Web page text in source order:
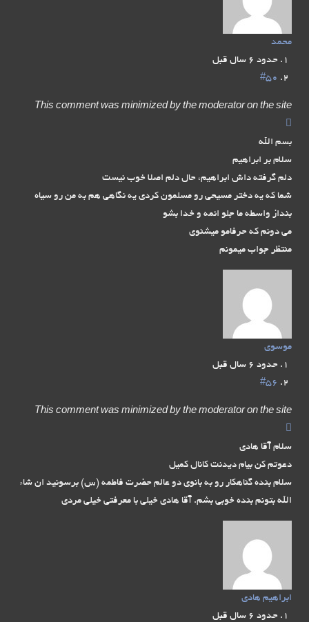
محمد
حدود 6 سال قبل
#50
This comment was minimized by the moderator on the site
بسم الله
سلام بر ابراهيم
دلم گرفته داش ابراهيم، حال دلم اصلا خوب نيست
شما كه يه دختر مسيحي رو مسلمون كردي يه نگاهي هم به من رو سياه
بنداز واسطه ما جلو ائمه و خدا بشو
مي دونم كه حرفامو ميشنوي
منتظر جواب ميمونم
موسوی
حدود 6 سال قبل
#56
This comment was minimized by the moderator on the site
سلام آقا هادی
دعوتم کن بیام دیدنت کانال کمیل
سلام بنده گناهکار رو به بانوی دو عالم حضرت فاطمه (س) برسونید ان شاء
الله بتونم بنده خوبی بشم. آقا هادی خیلی با معرفتی خیلی مردی
ابراهیم هادی
حدود 6 سال قبل